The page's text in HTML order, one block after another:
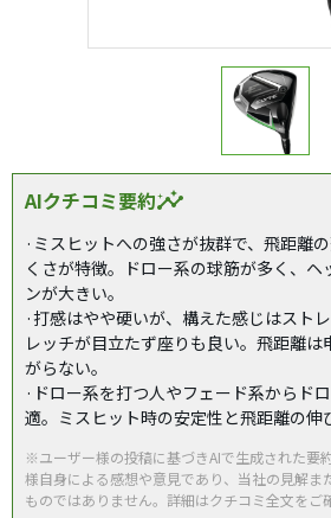
AIクチコミ要約insights
·ミスヒットへの強さが抜群で、飛距離
くさが特徴。ドロー系の球筋が多く、ヘ
ンが大きい。
·打感はやや硬いが、構えた感じはスト
レッチが目立たず座りも良い。飛距離
がらない。
·ドロー系を打つ人やフェード系からド
適。ミスヒット時の安定性と飛距離の伸
※ユーザー様の投稿に基づきAIで生成された要
様自身による感想や意見であり、当社の見解ま
ものではありません。詳細はクチコミ全文をご